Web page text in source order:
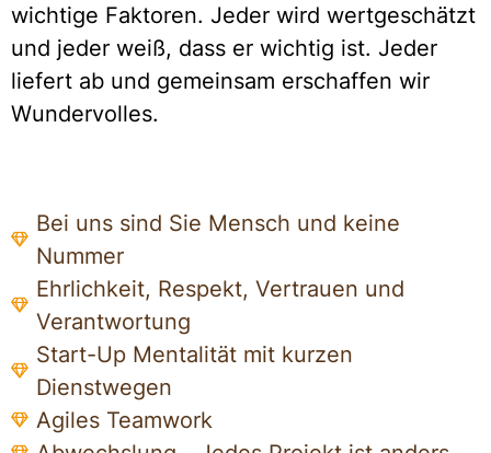
wichtige Faktoren. Jeder wird wertgeschätzt
und jeder weiß, dass er wichtig ist. Jeder
liefert ab und gemeinsam erschaffen wir
Wundervolles.
Bei uns sind Sie Mensch und keine
Nummer
Ehrlichkeit, Respekt, Vertrauen und
Verantwortung
Start-Up Mentalität mit kurzen
Dienstwegen
Agiles Teamwork